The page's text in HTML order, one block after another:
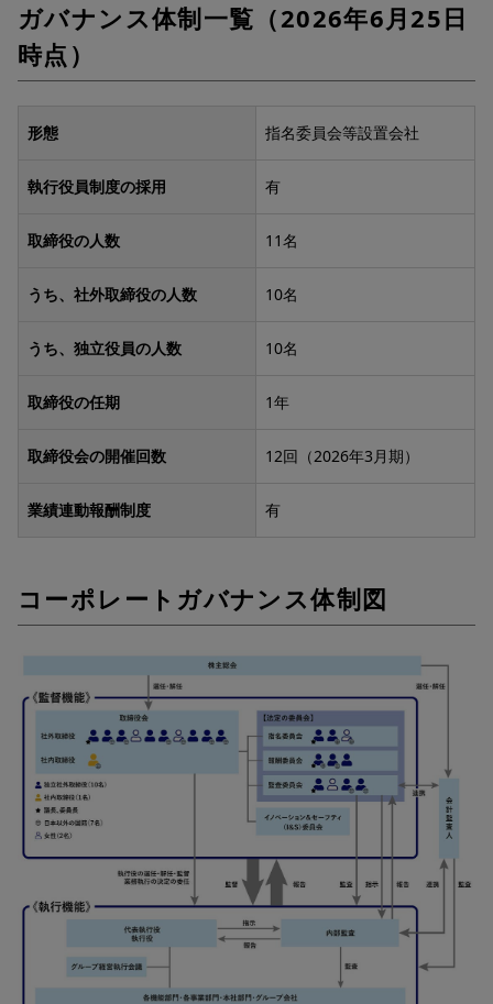
ガバナンス体制一覧（2026年6月25日
時点）
形態 指名委員会等設置会社
執行役員制度の採用 有
取締役の人数 11名
うち、社外取締役の人数 10名
うち、独立役員の人数 10名
取締役の任期 1年
取締役会の開催回数 12回（2026年3月期）
業績連動報酬制度 有
コーポレートガバナンス体制図